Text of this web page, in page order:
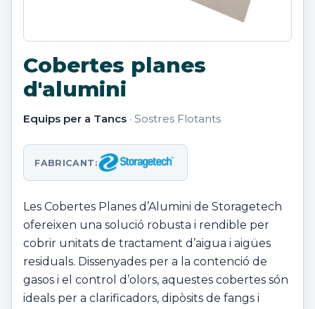
Cobertes planes
d'alumini
Equips per a Tancs · Sostres Flotants
FABRICANT:
Les Cobertes Planes d’Alumini de Storagetech
ofereixen una solució robusta i rendible per
cobrir unitats de tractament d’aigua i aigües
residuals. Dissenyades per a la contenció de
gasos i el control d’olors, aquestes cobertes són
ideals per a clarificadors, dipòsits de fangs i